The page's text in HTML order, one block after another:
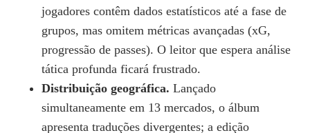
jogadores contêm dados estatísticos até a fase de
grupos, mas omitem métricas avançadas (xG,
progressão de passes). O leitor que espera análise
tática profunda ficará frustrado.
Distribuição geográfica. Lançado
simultaneamente em 13 mercados, o álbum
apresenta traduções divergentes; a edição